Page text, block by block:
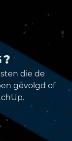
die de
gevolgd of